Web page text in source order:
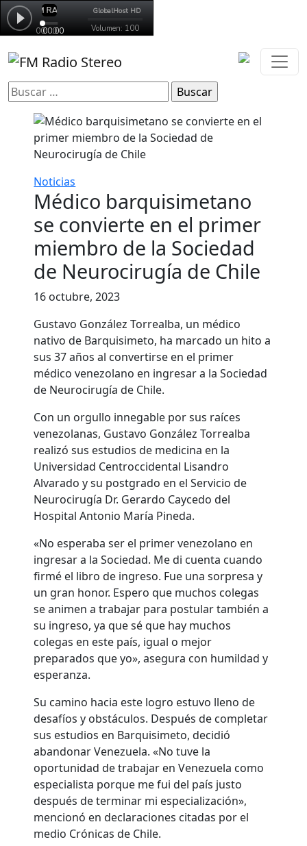
Buscar:
Noticias
Médico barquisimetano
se convierte en el primer
miembro de la Sociedad
de Neurocirugía de Chile
16 octubre, 2023
Gustavo González Torrealba, un médico
nativo de Barquisimeto, ha marcado un hito a
sus 37 años al convertirse en el primer
médico venezolano en ingresar a la Sociedad
de Neurocirugía de Chile.
Con un orgullo innegable por sus raíces
venezolanas, Gustavo González Torrealba
realizó sus estudios de medicina en la
Universidad Centroccidental Lisandro
Alvarado y su postgrado en el Servicio de
Neurocirugía Dr. Gerardo Caycedo del
Hospital Antonio María Pineda.
«No esperaba ser el primer venezolano en
ingresar a la Sociedad. Me di cuenta cuando
firmé el libro de ingreso. Fue una sorpresa y
un gran honor. Espero que muchos colegas
se animen a trabajar para postular también a
su ingreso, ya que sé que hay muchos
colegas en este país, igual o mejor
preparados que yo», asegura con humildad y
esperanza.
Su camino hacia este logro estuvo lleno de
desafíos y obstáculos. Después de completar
sus estudios en Barquisimeto, decidió
abandonar Venezuela. «No tuve la
oportunidad de trabajar en Venezuela como
especialista porque me fui del país justo
después de terminar mi especialización»,
mencionó en declaraciones citadas por el
medio Crónicas de Chile.